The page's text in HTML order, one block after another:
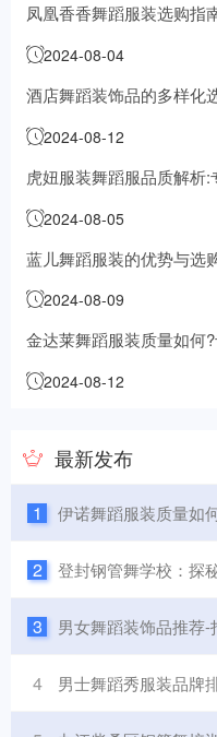
凤凰香香舞蹈服装选购指
2024-08-04
酒店舞蹈装饰品的多样化
2024-08-12
虎妞服装舞蹈服品质解析
2024-08-05
蓝儿舞蹈服装的优势与选
2024-08-09
金达莱舞蹈服装质量如何
2024-08-12
最新发布
1 伊诺舞蹈服装质量如何？
2 登封钢管舞学校：探
3 男女舞蹈装饰品推荐-
4 男士舞蹈秀服装品牌